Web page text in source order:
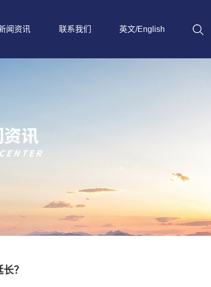
闻资讯 联系我们 英文/English
？